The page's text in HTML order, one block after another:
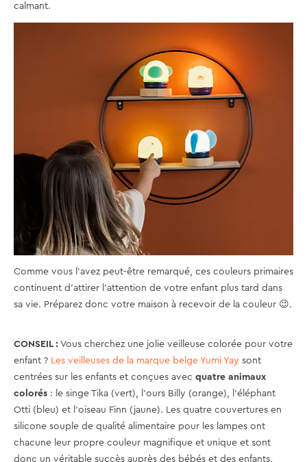
calmant.
Comme vous l'avez peut-être remarqué, ces couleurs primaires
continuent d'attirer l'attention de votre enfant plus tard dans
sa vie. Préparez donc votre maison à recevoir de la couleur 😉.
CONSEIL : Vous cherchez une jolie veilleuse colorée pour votre
enfant ? Les veilleuses de la marque belge Yumi Yay sont
centrées sur les enfants et conçues avec quatre animaux
colorés : le singe Tika (vert), l'ours Billy (orange), l'éléphant
Otti (bleu) et l'oiseau Finn (jaune). Les quatre couvertures en
silicone souple de qualité alimentaire pour les lampes ont
chacune leur propre couleur magnifique et unique et sont
donc un véritable succès auprès des bébés et des enfants.